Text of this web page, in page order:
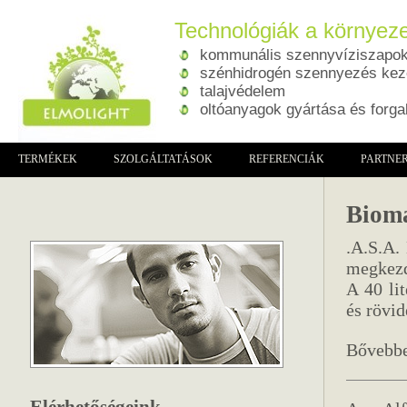
Technológiák a
kommunális
szénhidrogén szennyezés
talajvédelem
oltóanyagok gyártása és
TERMÉKEK SZOLGÁLTATÁSOK REFERENCIÁK
.A.S.A.
A 40
és